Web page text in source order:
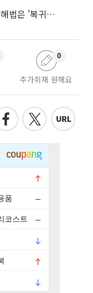
"육아휴직만으론 한계"⋯여성 경력유지 해법은 '복귀 후 유연근무’
추가취재 원해요
0